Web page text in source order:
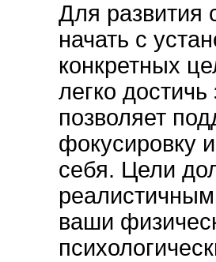
Для развития
начать с
конкретных
легко
позволяет
фокусировку
себя. Цели
ваши